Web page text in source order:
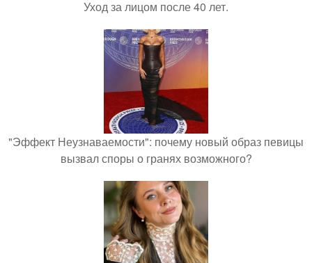
Уход за лицом после 40 лет.
"Эффект Неузнаваемости": почему новый образ певицы
вызвал споры о гранях возможного?